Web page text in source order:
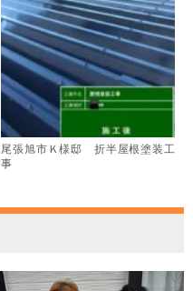
尾張旭市Ｋ様邸 折半屋根塗装工
事